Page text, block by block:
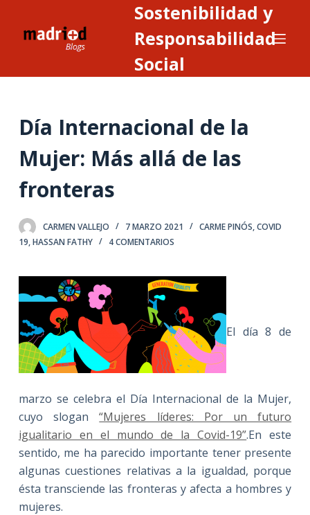
e
o
Sostenibilidad y
Responsabilidad
Social
Día Internacional de la
Mujer: Más allá de las
fronteras
CARMEN VALLEJO 7 MARZO 2021 CARME PINÓS,COVID
19,HASSAN FATHY 4 COMENTARIOS
El día 8 de
marzo se celebra el Día Internacional de la Mujer,
cuyo slogan“Mujeres líderes: Por un futuro
igualitario en el mundo de la Covid-19”.En este
sentido, me ha parecido importante tener presente
algunas cuestiones relativas a la igualdad, porque
ésta transciende las fronteras y afecta a hombres y
mujeres.